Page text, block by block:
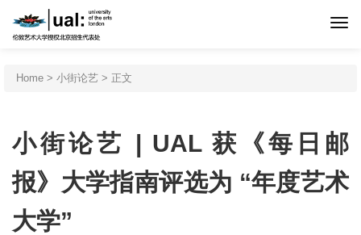
首页
申请程序
专业设置
Home > 小街论艺 > 正文
小街论艺 | UAL 获《每日邮
报》大学指南评选为 “年度艺术
大学”